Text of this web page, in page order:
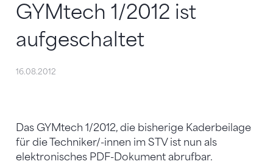
GYMtech 1/2012 ist
aufgeschaltet
16.08.2012
Das GYMtech 1/2012, die bisherige Kaderbeilage
für die Techniker/-innen im STV ist nun als
elektronisches PDF-Dokument abrufbar.